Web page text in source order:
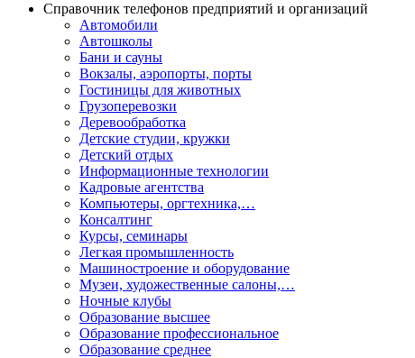
Справочник телефонов предприятий и организаций
Автомобили
Автошколы
Бани и сауны
Вокзалы, аэропорты, порты
Гостиницы для животных
Грузоперевозки
Деревообработка
Детские студии, кружки
Детский отдых
Информационные технологии
Кадровые агентства
Компьютеры, оргтехника,…
Консалтинг
Курсы, семинары
Легкая промышленность
Машиностроение и оборудование
Музеи, художественные салоны,…
Ночные клубы
Образование высшее
Образование профессиональное
Образование среднее